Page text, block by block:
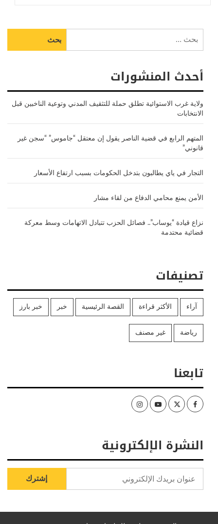
عن:
أحدث المنشورات
ولاية غرب الاستوائية تطلق حملة للتثقيف المدني وتوعية الناخبين قبل
الانتخابات
المتهم الرابع في قضية الناصر يقول إن معتقل “جاموس” “سجن غير
قانوني”
التجار في ياي يطالبون بتدخل الحكومات بسبب ارتفاع الأسعار
الأمن يمنع محامي الدفاع من لقاء مشار
نزاع قيادة “يوساب”.. فصائل الحزب تتبادل الاتهامات وسط معركة
قضائية محتدمة
تصنيفات
آراء الأكثر قراءة القصة الرئيسية خبر خبر بارز
رياضة غير مصنف
تابعنا
Facebook
Twitter
Youtube
Instagram
النشرة الإلكترونية